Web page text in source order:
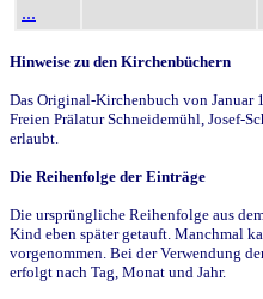
...
Hinweise zu den Kirchenbüchern
Das Original-Kirchenbuch von Januar
Freien Prälatur Schneidemühl, Josef-
erlaubt.
Die Reihenfolge der Einträge
Die ursprüngliche Reihenfolge aus
Kind eben später getauft. Manchmal
vorgenommen. Bei der Verwendung
erfolgt nach Tag, Monat und Jahr.